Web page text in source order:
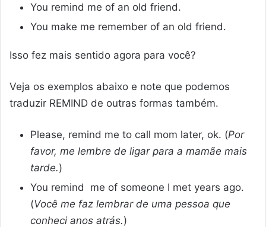
You remind me of an old friend.
You make me remember of an old friend.
Isso fez mais sentido agora para você?
Veja os exemplos abaixo e note que podemos
traduzir REMIND de outras formas também.
Please, remind me to call mom later, ok. (Por
favor, me lembre de ligar para a mamãe mais
tarde.)
You remind me of someone I met years ago.
(Você me faz lembrar de uma pessoa que
conheci anos atrás.)